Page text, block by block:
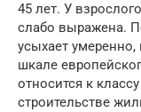
45 лет. У
слабо выражена.
усыхает умеренно,
шкале
относится к
строительстве